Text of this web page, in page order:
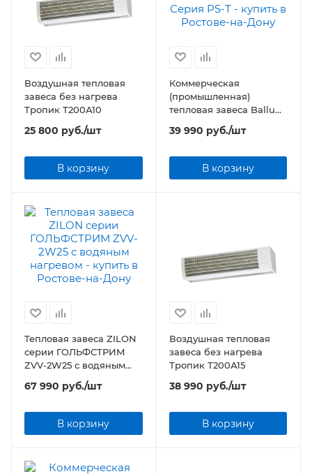
Воздушная тепловая
завеса без нагрева
Тропик Т200А10
25 800 руб./шт
В корзину
Коммерческая
(промышленная)
тепловая завеса Ballu
BHC-B15T09-PS Серия
PS-T
39 990 руб./шт
В корзину
Тепловая завеса ZILON
серии ГОЛЬФСТРИМ
ZVV-2W25 с водяным
67 990 руб./шт
В корзину
Воздушная тепловая
завеса без нагрева
Тропик Т200А15
38 990 руб./шт
В корзину